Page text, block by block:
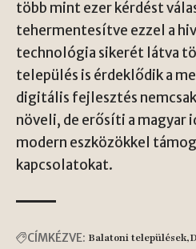
több mint ezer kérdést
tehermentesítve ezzel a
technológia sikerét látva
település is érdeklődik a
digitális fejlesztés
növeli, de erősíti a magyar
modern eszközökkel
kapcsolatokat.
CÍMKÉZVE: Balatoni települések